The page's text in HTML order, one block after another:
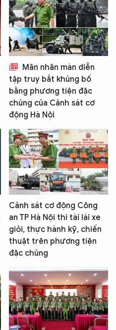
Mãn nhãn màn diễn
tập truy bắt khủng bố
bằng phương tiện đặc
chủng của Cảnh sát cơ
động Hà Nội
Cảnh sát cơ động Công
an TP Hà Nội thi tài lái xe
giỏi, thực hành kỹ, chiến
thuật trên phương tiện
đặc chủng